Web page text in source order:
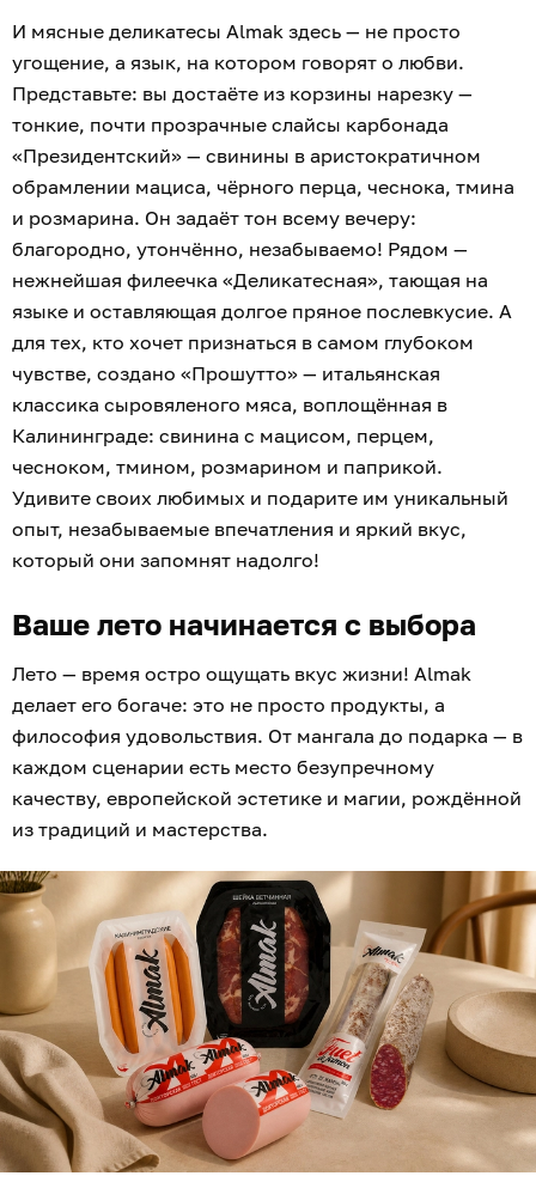
И мясные деликатесы Almak здесь — не просто
угощение, а язык, на котором говорят о любви.
Представьте: вы достаёте из корзины нарезку —
тонкие, почти прозрачные слайсы карбонада
«Президентский» — свинины в аристократичном
обрамлении мациса, чёрного перца, чеснока, тмина
и розмарина. Он задаёт тон всему вечеру:
благородно, утончённо, незабываемо! Рядом —
нежнейшая филеечка «Деликатесная», тающая на
языке и оставляющая долгое пряное послевкусие. А
для тех, кто хочет признаться в самом глубоком
чувстве, создано «Прошутто» — итальянская
классика сыровяленого мяса, воплощённая в
Калининграде: свинина с мацисом, перцем,
чесноком, тмином, розмарином и паприкой.
Удивите своих любимых и подарите им уникальный
опыт, незабываемые впечатления и яркий вкус,
который они запомнят надолго!
Ваше лето начинается с выбора
Лето — время остро ощущать вкус жизни! Almak
делает его богаче: это не просто продукты, а
философия удовольствия. От мангала до подарка — в
каждом сценарии есть место безупречному
качеству, европейской эстетике и магии, рождённой
из традиций и мастерства.